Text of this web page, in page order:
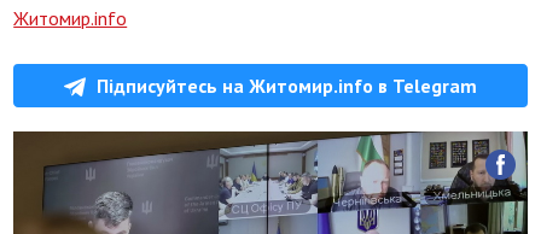
Житомир.info
Підписуйтесь на Житомир.info в Telegram